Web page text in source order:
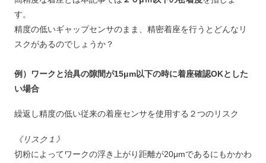
す。
精度の低いギャップセンサのまま、精密着座を行うとどんなリ
スクがあるのでしょうか？
例）ワークと治具の隙間が15μm以下の時に着座確認OKとした
い場合
繰返し精度の低い従来の着座センサを使用する２つのリスク
《リスク１》
切粉によってワークの浮き上がり距離が20μmであるにもかかわ